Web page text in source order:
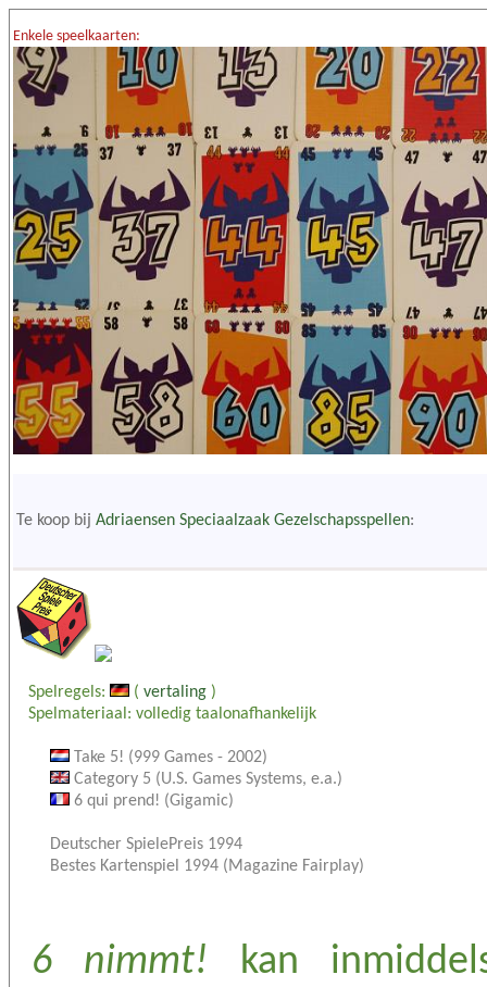
Enkele speelkaarten:
Te koop bij Adriaensen Speciaalzaak Gezelschapsspellen:
Spelregels: ( vertaling )
Spelmateriaal: volledig taalonafhankelijk
Take 5! (999 Games - 2002)
Category 5 (U.S. Games Systems, e.a.)
6 qui prend! (Gigamic)
Deutscher SpielePreis 1994
Bestes Kartenspiel 1994 (Magazine Fairplay)
6 nimmt! kan